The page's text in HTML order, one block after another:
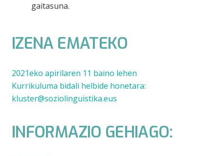
gaitasuna.
IZENA EMATEKO
2021eko apirilaren 11 baino lehen
Kurrikuluma bidali helbide honetara:
kluster@soziolinguistika.eus
INFORMAZIO GEHIAGO: